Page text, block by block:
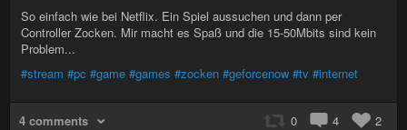
So einfach wie bei Netflix. Ein Spiel aussuchen und dann per
Controller Zocken. Mir macht es Spaß und die 15-50Mbits sind kein
Problem...
#stream #pc #game #games #zocken #geforcenow #tv #internet
4 comments 0 4 2